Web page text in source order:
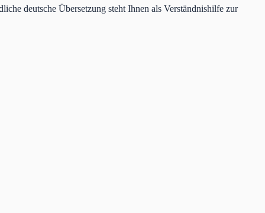
deutsche Übersetzung steht Ihnen als Verständnishilfe zur